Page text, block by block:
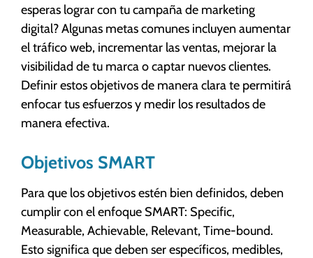
esperas lograr con tu campaña de marketing
digital? Algunas metas comunes incluyen aumentar
el tráfico web, incrementar las ventas, mejorar la
visibilidad de tu marca o captar nuevos clientes.
Definir estos objetivos de manera clara te permitirá
enfocar tus esfuerzos y medir los resultados de
manera efectiva.
Objetivos SMART
Para que los objetivos estén bien definidos, deben
cumplir con el enfoque SMART: Specific,
Measurable, Achievable, Relevant, Time-bound.
Esto significa que deben ser específicos, medibles,